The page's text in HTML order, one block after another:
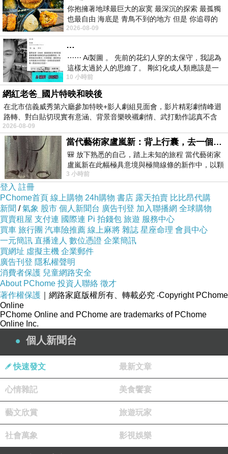
由於是2間店面的寬度，裡面的用餐環境不會讓人覺得很狹隘，可以很
放鬆的用餐。
它們家的餐點有套餐、火鍋、兒童餐、義大利麵、單點及飲品，另外，
對於素食者，也有一些餐點可以選擇，當天分別點了藥膳雞鍋、炸薯
條、炸甜不辣、炸雞塊等餐點。
炸薯條（1份 元），份量不算多，薯條切成波浪狀，有些許厚度，吃
起來比較有口感。
你抱擁著地球最巨大的寂寞 最深沉的探索 最孤獨
也最自由 海底是 青鳥不到的地方 但是 你追尋的
幸福 可以比珍珠更
2026-08-09
…
⋯⋯ Ai製圖 。 先前的花幻人穿的太保守，我認為
這樣太過於人的思維了。 剛幻化成人類應該是一
絲不掛吧？ 當然這樣是創不出
10 小時前
網紅老爸_國片特映和映後
在北市信義威秀第六廳參加特映+影人劇組見面會，影片精彩劇情峰迴
路轉、對白貼切現實有意涵、背景音樂映襯劇情、武打動作認真不含
糊、
2026-08-09
當代藝術家盧嵐新：背上行囊，去一個沒有人認識你的地方——看風景，也遇見渴望出發的自己
🎒 放下熟悉的自己，踏上未知的旅程 當代藝術家
盧嵐新在此幅極具意境與極簡線條的新作中，以顆
粒感豐富的灰綠粗糙背景，搭配凝練且具
3 小時前
登入 註冊
PChome首頁 線上購物 24h購物 書店 露天拍賣 比比昂代購
新聞 /氣象 股市 個人新聞台 廣告刊登 加入聯播網 全球購物
買賣租屋 支付連 國際連 Pi 拍錢包 旅遊 服務中心
買車 旅行團 汽車險推薦 線上麻將 雜誌 星座命理 會員中心
一元簡訊 直播達人 數位憑證 企業簡訊
買網址 虛擬主機 企業郵件
廣告刊登 隱私權聲明
消費者保護 兒童網路安全
About PChome 投資人聯絡 徵才
著作權保護 ｜網路家庭版權所有、轉載必究 ‧Copyright PChome
Online
PChome Online and PChome are trademarks of PChome
Online Inc.
個人新聞台
快速發文 最新文章
心情雜記 美食饗宴
藝文欣賞 旅遊玩家
社會萬象 影視娛樂